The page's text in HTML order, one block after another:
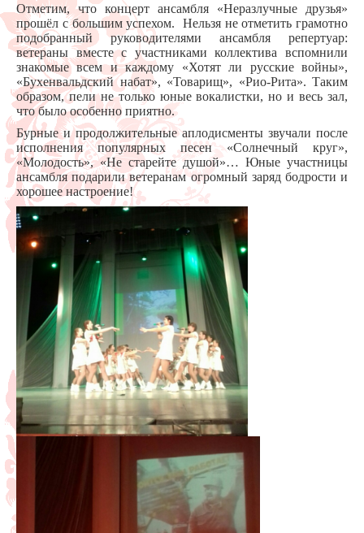
Отметим, что концерт ансамбля «Неразлучные друзья»
прошёл с большим успехом. Нельзя не отметить грамотно
подобранный руководителями ансамбля репертуар:
ветераны вместе с участниками коллектива вспомнили
знакомые всем и каждому «Хотят ли русские войны»,
«Бухенвальдский набат», «Товарищ», «Рио-Рита». Таким
образом, пели не только юные вокалистки, но и весь зал,
что было особенно приятно.
Бурные и продолжительные аплодисменты звучали после
исполнения популярных песен «Солнечный круг»,
«Молодость», «Не старейте душой»… Юные участницы
ансамбля подарили ветеранам огромный заряд бодрости и
хорошее настроение!